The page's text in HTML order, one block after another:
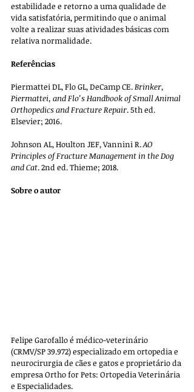
estabilidade e retorno a uma qualidade de
vida satisfatória, permitindo que o animal
volte a realizar suas atividades básicas com
relativa normalidade.
Referências
Piermattei DL, Flo GL, DeCamp CE. Brinker,
Piermattei, and Flo’s Handbook of Small Animal
Orthopedics and Fracture Repair. 5th ed.
Elsevier; 2016.
Johnson AL, Houlton JEF, Vannini R. AO
Principles of Fracture Management in the Dog
and Cat. 2nd ed. Thieme; 2018.
Sobre o autor
Felipe Garofallo é médico-veterinário
(CRMV/SP 39.972) especializado em ortopedia e
neurocirurgia de cães e gatos e proprietário da
empresa Ortho for Pets: Ortopedia Veterinária
e Especialidades.